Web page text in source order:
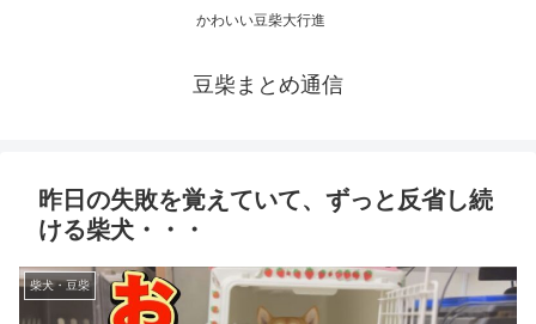
かわいい豆柴大行進
豆柴まとめ通信
昨日の失敗を覚えていて、ずっと反省し続
ける柴犬・・・
柴犬・豆柴